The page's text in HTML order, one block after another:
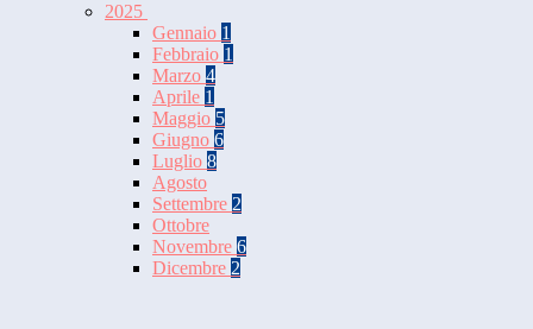
2025
Gennaio 1
Febbraio 1
Marzo 4
Aprile 1
Maggio 5
Giugno 6
Luglio 8
Agosto
Settembre 2
Ottobre
Novembre 6
Dicembre 2